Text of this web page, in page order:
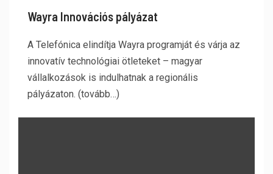
Wayra Innovációs pályázat
A Telefónica elindítja Wayra programját és várja az
innovatív technológiai ötleteket – magyar
vállalkozások is indulhatnak a regionális
pályázaton. (tovább…)